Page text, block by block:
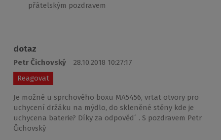
přátelským pozdravem
dotaz
Petr Čichovský
28.10.2018 10:27:17
Reagovat
Je možné u sprchového boxu MA5456, vrtat otvory pro
uchycení držáku na mýdlo, do skleněné stěny kde je
uchycena baterie? Díky za odpověd´ . S pozdravem Petr
Čichovský